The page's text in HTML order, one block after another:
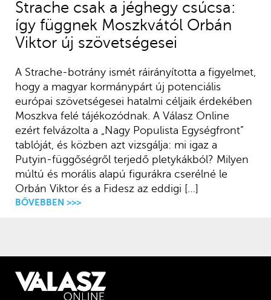
Strache csak a jéghegy csúcsa:
így függnek Moszkvától Orbán
Viktor új szövetségesei
A Strache-botrány ismét ráirányította a figyelmet,
hogy a magyar kormánypárt új potenciális
európai szövetségesei hatalmi céljaik érdekében
Moszkva felé tájékozódnak. A Válasz Online
ezért felvázolta a „Nagy Populista Egységfront”
tablóját, és közben azt vizsgálja: mi igaz a
Putyin-függőségről terjedő pletykákból? Milyen
múltú és morális alapú figurákra cserélné le
Orbán Viktor és a Fidesz az eddigi […]
BŐVEBBEN >>>